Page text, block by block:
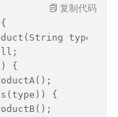
type) {
{
{
复制代码